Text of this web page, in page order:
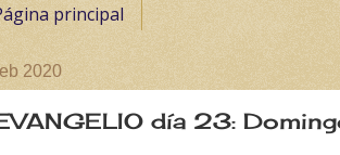
principal
2020
día 23: